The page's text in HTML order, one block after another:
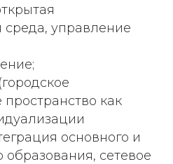
среда, управление
как
основного и
образования, сетевое